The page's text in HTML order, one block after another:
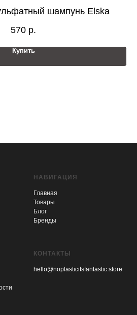
шампунь Elska
570 р.
Купить
НАВИГАЦИЯ
Главная
Товары
Блог
Бренды
КОНТАКТЫ
hello@noplasticitsfantastic.store